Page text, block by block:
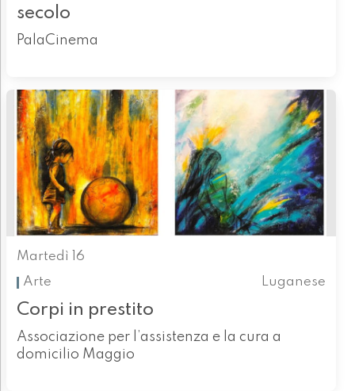
secolo
PalaCinema
Martedì 16
Arte
Luganese
Corpi in prestito
Associazione per l’assistenza e la cura a
domicilio Maggio